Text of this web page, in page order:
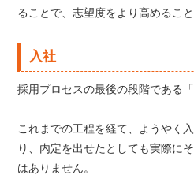
ることで、志望度をより高めること
入社
採用プロセスの最後の段階である「
これまでの工程を経て、ようやく
り、内定を出せたとしても実際に
はありません。